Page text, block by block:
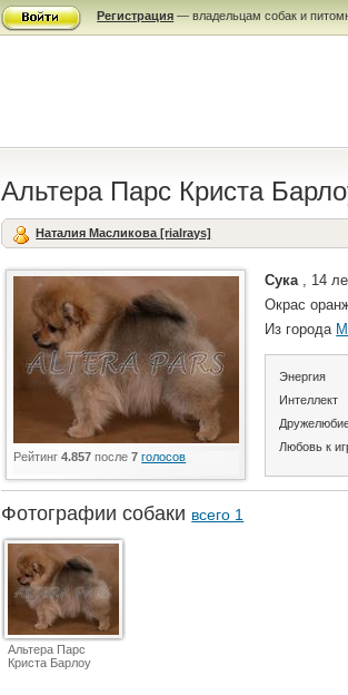
Регистрация — владельцам собак и
Альтера Парс Криста
Наталия Масликова [rialrays]
Рейтинг4.857 после7 голосов
Сука , 14
Окрас
Из города
Энергия
Интеллект
Любовь к
Фотографии собаки всего 1
Альтера Парс
Криста Барлоу